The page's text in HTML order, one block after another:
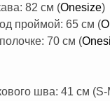
82 см (Onesize)
проймой: 65 см (
70 см (
шва: 41 см